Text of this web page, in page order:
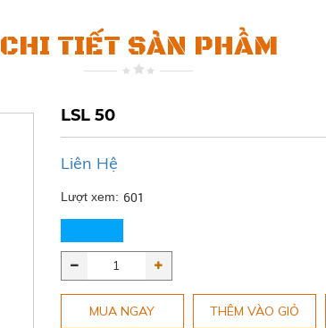
CHI TIẾT SẢN PHẨM
LSL 50
Liên Hệ
Lượt xem: 601
MUA NGAY THÊM VÀO GIỎ